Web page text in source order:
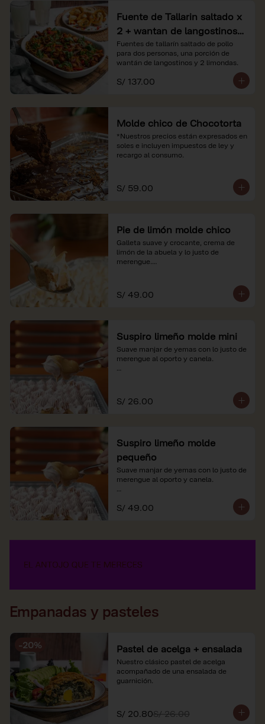
Fuente de Tallarin saltado x
2 + wantan de langostinos +
2 limonadas
Fuentes de tallarín saltado de pollo
para dos personas, una porción de
wantán de langostinos y 2 limondas.
S/ 137.00
Molde chico de Chocotorta
*Nuestros precios están expresados en
soles e incluyen impuestos de ley y
recargo al consumo.
S/ 59.00
Pie de limón molde chico
Galleta suave y crocante, crema de
limón de la abuela y lo justo de
merengue.
soles e incluyen impuestos de ley y
recargo al consumo.
S/ 49.00
Suspiro limeño molde mini
Suave manjar de yemas con lo justo de
merengue al oporto y canela.
S/ 26.00
Suspiro limeño molde
pequeño
Suave manjar de yemas con lo justo de
merengue al oporto y canela.
*Nuestros precios están expresados en
soles e incluyen impuestos de ley y
S/ 49.00
Empanadas y pasteles
-20% Pastel de acelga + ensalada
Nuestro clásico pastel de acelga
acompañado de una ensalada de
guarnición.
S/ 20.80S/ 26.00